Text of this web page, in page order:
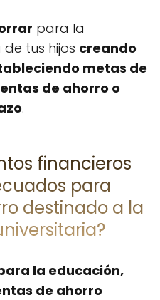
para la
tus hijos creando
metas de
de ahorro o
.
financieros
para
destinado a la
la educación,
de ahorro